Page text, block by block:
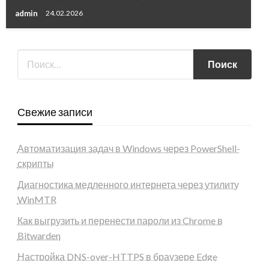
admin 24.02.2026
Свежие записи
Автоматизация задач в Windows через PowerShell-
скрипты
Диагностика медленного интернета через утилиту
WinMTR
Как выгрузить и перенести пароли из Chrome в
Bitwarden
Настройка DNS-over-HTTPS в браузере Edge